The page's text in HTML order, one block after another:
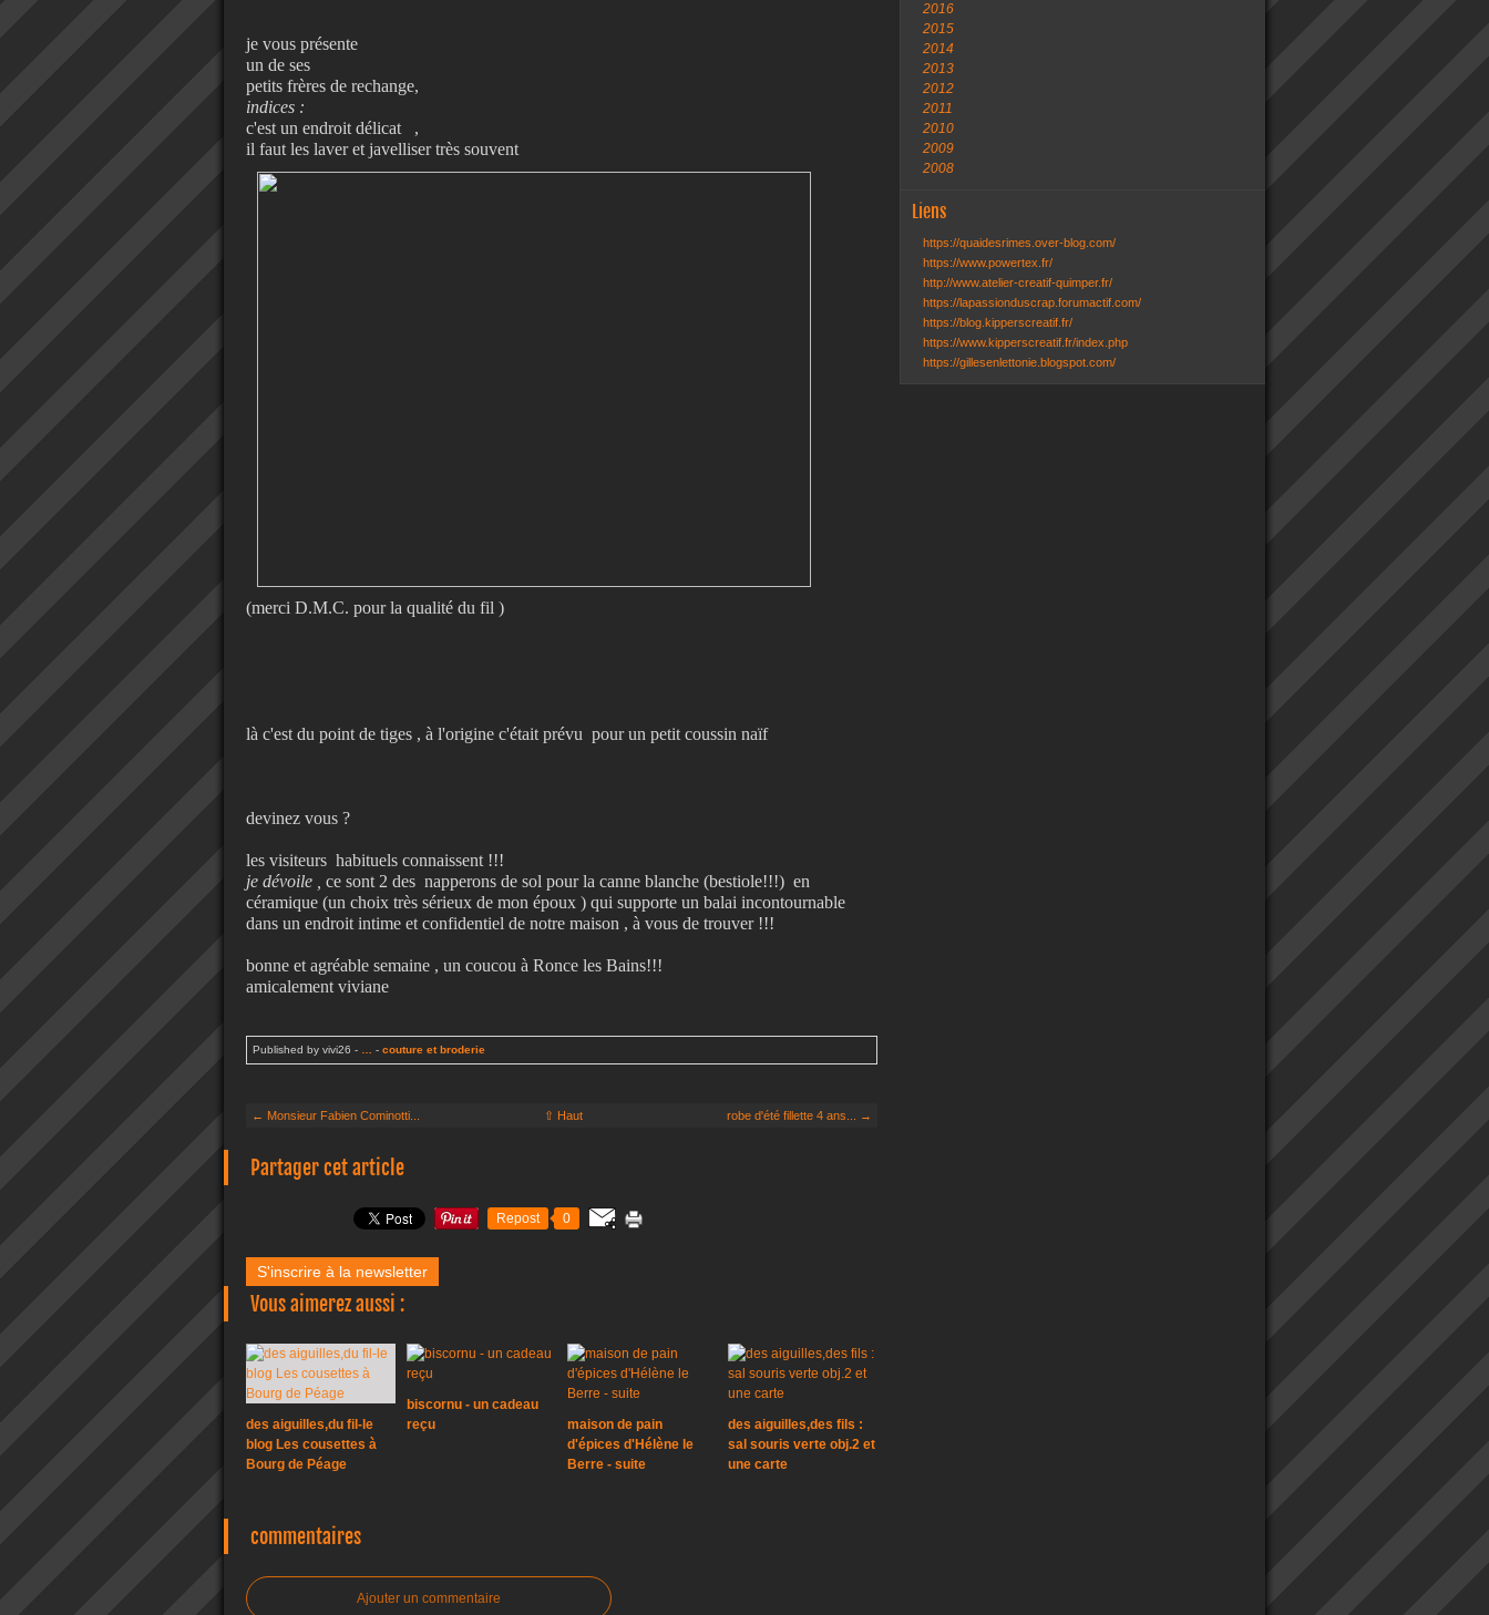
je vous présente
un de ses
petits frères de rechange,
indices :
c'est un endroit délicat ,
il faut les laver et javelliser très souvent
(merci D.M.C. pour la qualité du fil )
là c'est du point de tiges , à l'origine c'était prévu pour un petit coussin naïf
devinez vous ?
les visiteurs habituels connaissent !!!
je dévoile ,
ce sont 2 des napperons de sol pour la canne blanche (bestiole!!!) en
céramique (un choix très sérieux de mon époux ) qui supporte un balai incontournable
dans un endroit intime et confidentiel de notre maison , à vous de trouver !!!
bonne et agréable semaine , un coucou à Ronce les Bains!!!
amicalement viviane
Published by vivi26 - - couture et broderie
← Monsieur Fabien Cominotti... ⇧ Haut robe d'été fillette 4 ans... →
Partager cet article
Repost 0
S'inscrire à la newsletter
Vous aimerez aussi :
des aiguilles,du fil-le
blog Les cousettes à
Bourg de Péage
biscornu - un cadeau
reçu
maison de pain
d'épices d'Hélène le
Berre - suite
des aiguilles,des fils :
sal souris verte obj.2 et
une carte
commentaires
Ajouter un commentaire
2016
2015
2014
2013
2012
2011
2010
2009
2008
Liens
https://quaidesrimes.over-blog.com/
https://www.powertex.fr/
http://www.atelier-creatif-quimper.fr/
https://lapassionduscrap.forumactif.com/
https://blog.kipperscreatif.fr/
https://www.kipperscreatif.fr/index.php
https://gillesenlettonie.blogspot.com/